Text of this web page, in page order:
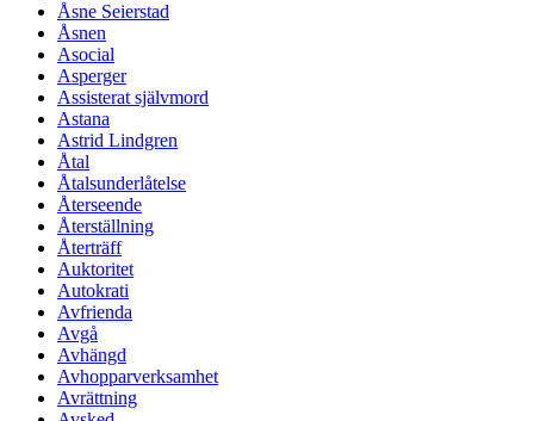
Åsne Seierstad
Åsnen
Asocial
Asperger
Assisterat självmord
Astana
Astrid Lindgren
Åtal
Åtalsunderlåtelse
Återseende
Återställning
Återträff
Auktoritet
Autokrati
Avfrienda
Avgå
Avhängd
Avhopparverksamhet
Avrättning